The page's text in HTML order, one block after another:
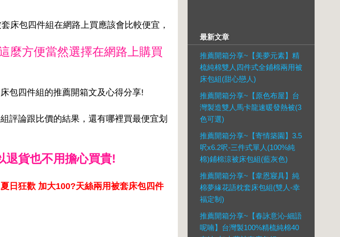
床包四件組在網路上買應該會比較便宜，
麼方便當然選擇在網路上購買
包四件組的推薦開箱文及心得分享!
評論跟比價的結果，還有哪裡買最便宜划
退貨也不用擔心買貴!
日狂歡 加大100?天絲兩用被套床包四件
最新文章
推薦開箱分享~【美夢元素】精
梳純棉雙人四件式全鋪棉兩用被
床包組(甜心戀人)
推薦開箱分享~【原色布屋】台
灣製造雙人馬卡龍速暖發熱被(3
色可選)
推薦開箱分享~【寄情築園】3.5
呎x6.2呎-三件式單人(100%純
棉)鋪棉涼被床包組(藍灰色)
推薦開箱分享~【韋恩寢具】純
棉夢緣花語枕套床包組(雙人-幸
福定制)
推薦開箱分享~【春詠意沁-細語
呢喃】台灣製100%精梳純棉40